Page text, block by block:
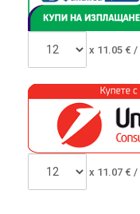
x 11.05 € /
x 11.07 € /